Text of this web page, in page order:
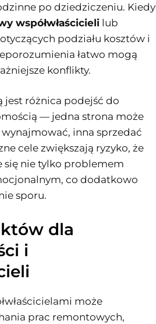
po dziedziczeniu. Kiedy
współwłaścicieli lub
podziału kosztów i
łatwo mogą
konflikty.
jest różnica podejść do
— jedna strona może
inna sprzedać
cele zwiększają ryzyko, że
się nie tylko problemem
co dodatkowo
sporu.
dla
i
może
prac remontowych,